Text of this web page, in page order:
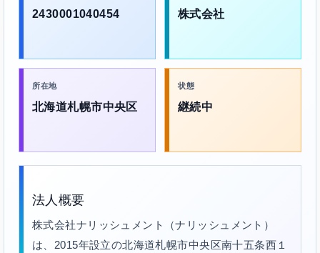
2430001040454 株式会社
所在地
北海道札幌市中央区
状態
継続中
法人概要
株式会社ナリッシュメント（ナリッシュメント）
は、2015年設立の北海道札幌市中央区南十五条西１